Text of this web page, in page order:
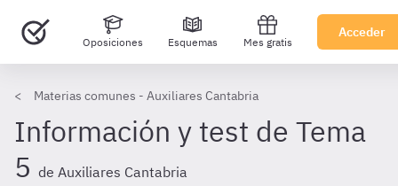
Oposiciones Esquemas Mes gratis
Acceder
Materias comunes - Auxiliares Cantabria
Información y test de Tema
5 de Auxiliares Cantabria